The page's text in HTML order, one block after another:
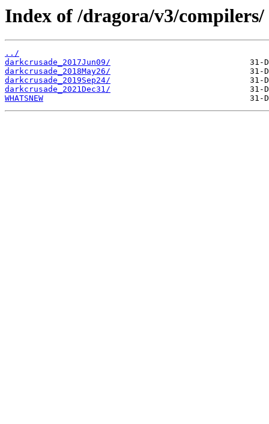
Index of /dragora/v3/compilers/
../
darkcrusade_2017Jun09/
darkcrusade_2018May26/
darkcrusade_2019Sep24/
darkcrusade_2021Dec31/
WHATSNEW